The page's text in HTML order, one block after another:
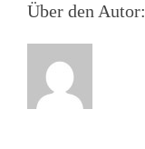
Über den Autor: